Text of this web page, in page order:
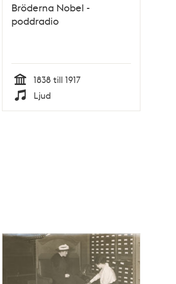
Bröderna Nobel -
poddradio
Tid
1838 till 1917
Typ
Ljud